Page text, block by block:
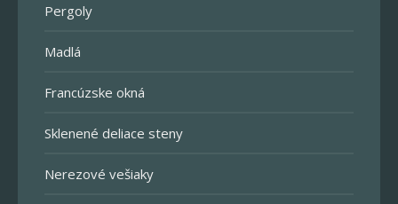
Pergoly
Madlá
Francúzske okná
Sklenené deliace steny
Nerezové vešiaky